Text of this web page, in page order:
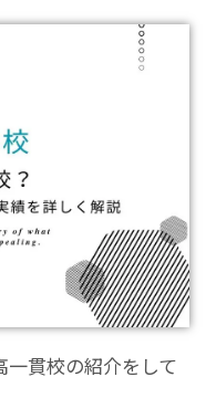
一貫校の紹介をして